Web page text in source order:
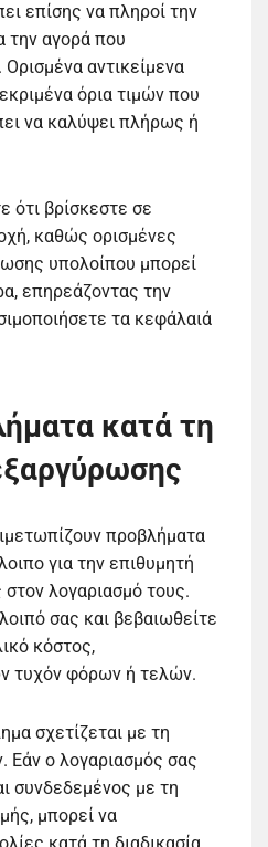
επίσης να πληροί την
την αγορά που
αντικείμενα
όρια τιμών που
να καλύψει πλήρως ή
ότι βρίσκεστε σε
καθώς ορισμένες
υπολοίπου μπορεί
επηρεάζοντας την
τα κεφάλαιά
κατά τη
προβλήματα
για την επιθυμητή
λογαριασμό τους.
σας και βεβαιωθείτε
κόστος,
τυχόν φόρων ή τελών.
σχετίζεται με τη
Εάν ο λογαριασμός σας
συνδεδεμένος με τη
μπορεί να